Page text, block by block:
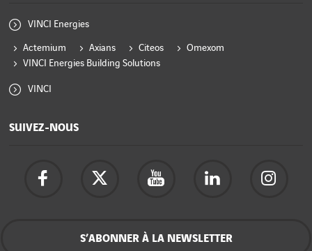
VINCI Energies
Actemium Axians Citeos
Omexom
VINCI Energies Building Solutions
VINCI
SUIVEZ-NOUS
S’ABONNER À LA NEWSLETTER